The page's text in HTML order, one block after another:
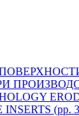
(pp.